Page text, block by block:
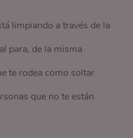
limpiando a través de la
para, de la misma
te rodea como soltar
que no te están